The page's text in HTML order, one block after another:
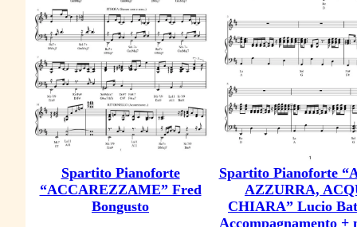
Spartito Pianoforte
“ACCAREZZAME” Fred
Bongusto
Spartito Pianoforte
AZZURRA,
CHIARA” Lucio
Accompagnamento +